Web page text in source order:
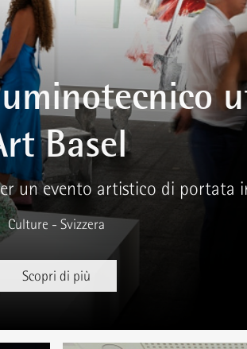
Basel
un evento artistico di portata
Culture - Svizzera
Scopri di più